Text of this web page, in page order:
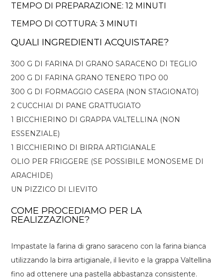
TEMPO DI PREPARAZIONE: 12 MINUTI
TEMPO DI COTTURA: 3 MINUTI
QUALI INGREDIENTI ACQUISTARE?
300 G DI FARINA DI GRANO SARACENO DI TEGLIO
200 G DI FARINA GRANO TENERO TIPO 00
300 G DI FORMAGGIO CASERA (NON STAGIONATO)
2 CUCCHIAI DI PANE GRATTUGIATO
1 BICCHIERINO DI GRAPPA VALTELLINA (NON
ESSENZIALE)
1 BICCHIERINO DI BIRRA ARTIGIANALE
OLIO PER FRIGGERE (SE POSSIBILE MONOSEME DI
ARACHIDE)
UN PIZZICO DI LIEVITO
COME PROCEDIAMO PER LA
REALIZZAZIONE?
Impastate la farina di grano saraceno con la farina bianca
utilizzando la birra artigianale, il lievito e la grappa Valtellina
fino ad ottenere una pastella abbastanza consistente.